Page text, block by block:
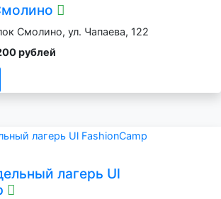
Смолино, ул. Чапаева, 122
рублей
лагерь Ul